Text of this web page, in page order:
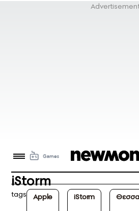
iStorm
tags Apple iStorm